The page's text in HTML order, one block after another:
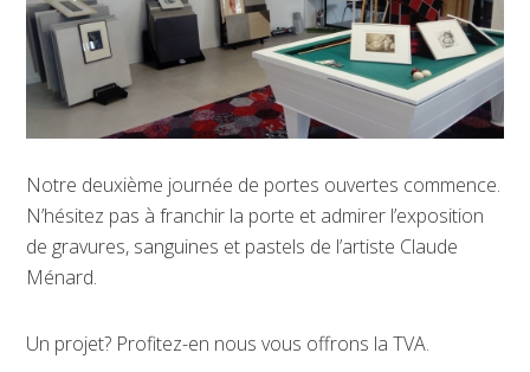
Notre deuxième journée de portes ouvertes commence.
N’hésitez pas à franchir la porte et admirer l’exposition
de gravures, sanguines et pastels de l’artiste Claude
Ménard.
Un projet? Profitez-en nous vous offrons la TVA.